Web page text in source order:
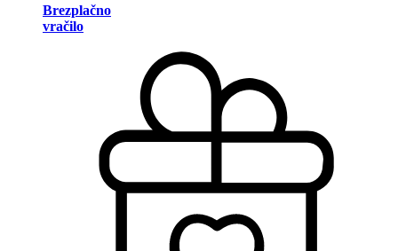
Brezplačno
vračilo